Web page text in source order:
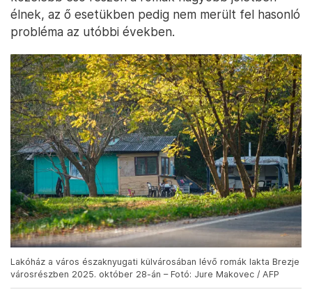
élnek, az ő esetükben pedig nem merült fel hasonló
probléma az utóbbi években.
Lakóház a város északnyugati külvárosában lévő romák lakta Brezje
városrészben 2025. október 28-án – Fotó: Jure Makovec / AFP